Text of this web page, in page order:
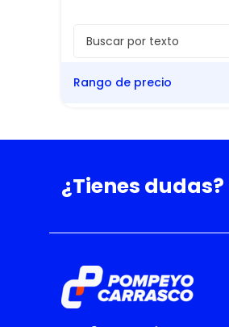
Rango de precio
¿Tienes dudas?